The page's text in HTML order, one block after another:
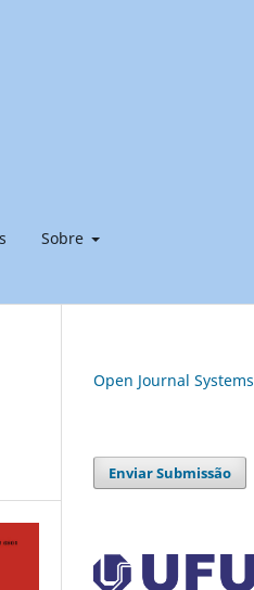
Sobre
Open Journal Systems
Enviar Submissão